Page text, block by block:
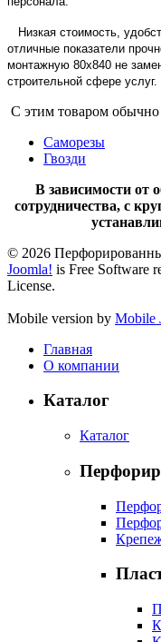
Низкая стоимость,
отличные показатели
монтажную 80х840 не
строительной сфере услуг.
С этим товаром
Саморезы
Гвозди
В зависимости от
сотрудничества, с
© 2026
Joomla! is Free Software
License.
Mobile version by Mobile
Главная
О компании
Каталог
Каталог